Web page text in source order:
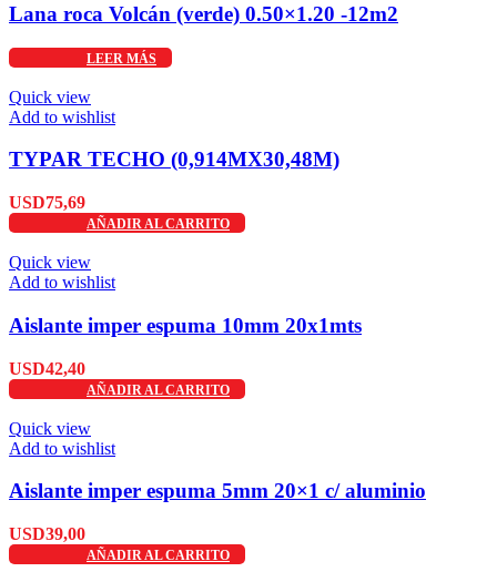
Lana roca Volcán (verde) 0.50×1.20 -12m2
LEER MÁS
Quick view
Add to wishlist
TYPAR TECHO (0,914MX30,48M)
USD75,69
AÑADIR AL CARRITO
Quick view
Add to wishlist
Aislante imper espuma 10mm 20x1mts
USD42,40
AÑADIR AL CARRITO
Quick view
Add to wishlist
Aislante imper espuma 5mm 20×1 c/ aluminio
USD39,00
AÑADIR AL CARRITO